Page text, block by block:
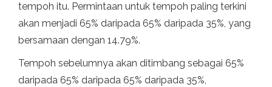
tempoh itu. Permintaan untuk tempoh paling terkini
akan menjadi 65% daripada 65% daripada 35%, yang
bersamaan dengan 14.79%.
Tempoh sebelumnya akan ditimbang sebagai 65%
daripada 65% daripada 65% daripada 35%,